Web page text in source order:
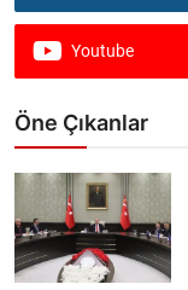
Youtube
Öne Çıkanlar